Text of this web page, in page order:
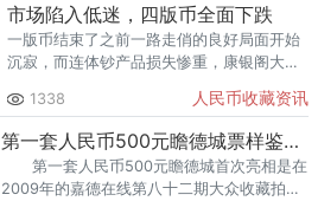
市场陷入低迷，四版币全面下跌
一版币结束了之前一路走俏的良好局面开始
沉寂，而连体钞产品损失惨重，康银阁大四
1338
人民币收藏资讯
第一套人民币500元瞻德城票样鉴别需谨慎
第一套人民币500元瞻德城首次亮相是在
2009年的嘉德在线第八十二期大众收藏拍卖